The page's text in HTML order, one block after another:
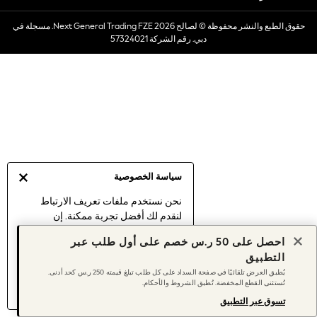
سياسة الخصوصية
نحن نستخدم ملفات تعريف الارتباط
لنقدم لك أفضل تجربة ممكنة. إن
موافقتك على استخدامنا لملفات تعريف
اكتشف المزيد عن إدارة إعدادات ملفات
تعريف الارتباط (الكوكيز).
Dresses
Occasionwear
Sets & Outfits
Sun Hats & Caps
Women's Holiday Shop
Women's Travel Styles
Dresses
Occasionwear
Linen Collection
Tops & T-Shirts
حقوق الطبع والنشر محفوظة © لصالح 2026 Next General Trading FZE. مسجلة في
دبي. رقم الشركة 57324021
احصل على 50 ر.س خصم على أول طلب عبر
التطبيق
يُطبق العرض تلقائيًا في صفحة السداد على كل طلب تبلغ قيمته 250 ر.س كحد أدنى.
تُستثنى القطع المخفضة. تُطبق الشروط والأحكام.
تسوق عبر التطبيق